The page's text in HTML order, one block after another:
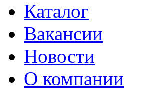
Каталог
Вакансии
Новости
О компании